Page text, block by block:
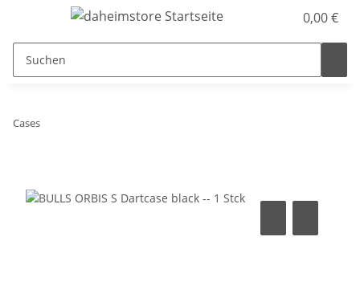
0,00 €
Cases